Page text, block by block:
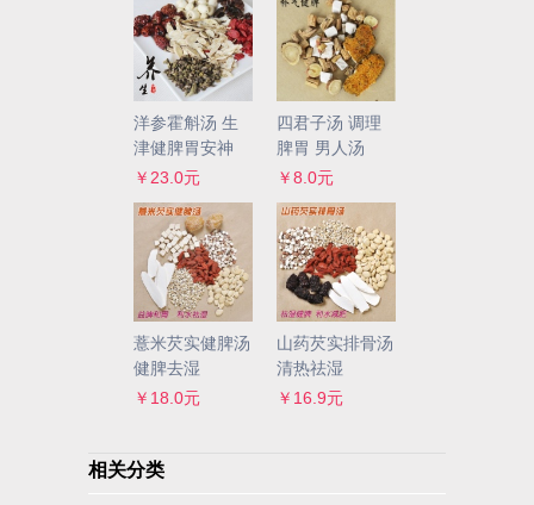
洋参霍斛汤 生
津健脾胃安神
￥23.0元
四君子汤 调理
脾胃 男人汤
￥8.0元
薏米芡实健脾汤
健脾去湿
￥18.0元
山药芡实排骨汤
清热祛湿
￥16.9元
相关分类